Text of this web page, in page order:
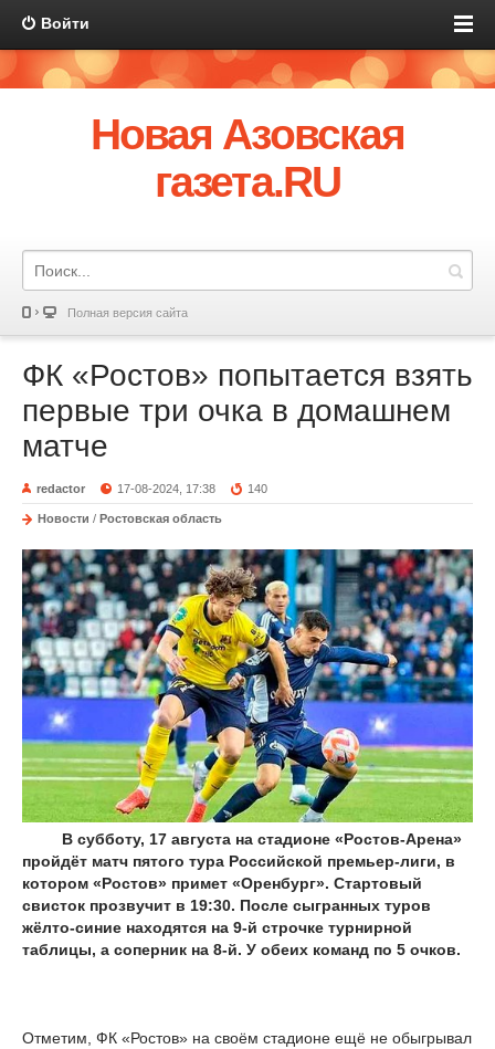
Войти
Новая Азовская
газета.RU
Полная версия сайта
ФК «Ростов» попытается взять
первые три очка в домашнем
матче
redactor 17-08-2024, 17:38 140
Новости / Ростовская область
В субботу, 17 августа на стадионе «Ростов-Арена»
пройдёт матч пятого тура Российской премьер-лиги, в
котором «Ростов» примет «Оренбург». Стартовый
свисток прозвучит в 19:30. После сыгранных туров
жёлто-синие находятся на 9-й строчке турнирной
таблицы, а соперник на 8-й. У обеих команд по 5 очков.
Отметим, ФК «Ростов» на своём стадионе ещё не обыгрывал